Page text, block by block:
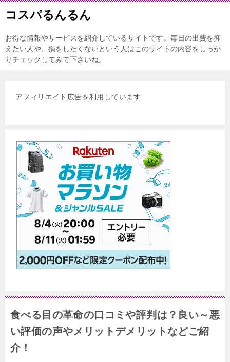
コスパるんるん
お得な情報やサービスを紹介しているサイトです。毎日の出費を抑
えたい人や、損をしたくないという人はこのサイトの内容をしっか
りチェックしてみて下さいね。
アフィリエイト広告を利用しています
食べる目の革命の口コミや評判は？良い～悪
い評価の声やメリットデメリットなどご紹
介！